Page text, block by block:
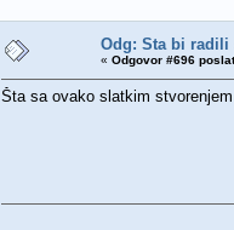
Odg: Sta bi radili
« Odgovor #696
Šta sa ovako slatkim